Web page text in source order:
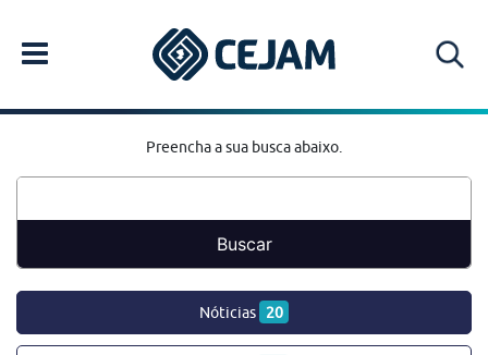
Preencha a sua busca abaixo.
Nóticias 20